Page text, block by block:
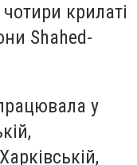
крилаті
Shahed-
у